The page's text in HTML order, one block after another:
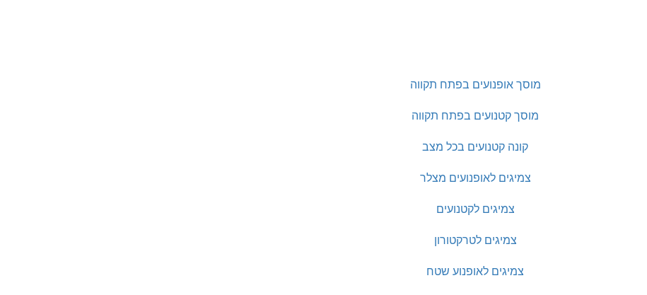
מוסך אופנועים בפתח תקווה
מוסך קטנועים בפתח תקווה
קונה קטנועים בכל מצב
צמיגים לאופנועים מצלר
צמיגים לקטנועים
צמיגים לטרקטורון
צמיגים לאופנוע שטח